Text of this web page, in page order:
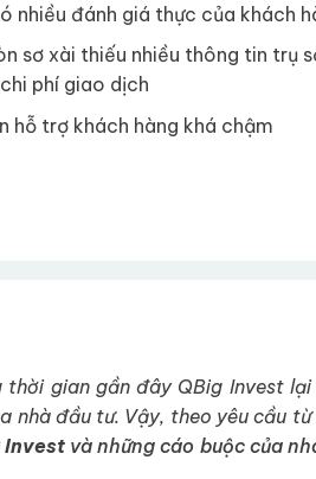
nhiều đánh giá thực của khách
sơ xài thiếu nhiều thông tin trụ
phí giao dịch
hỗ trợ khách hàng khá chậm
gian gần đây QBig Invest
nhà đầu tư. Vậy, theo yêu cầu từ
Investvà những cáo buộc của